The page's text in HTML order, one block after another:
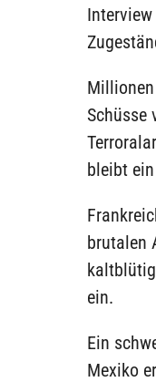
Schüsse
bleibt
brutalen
ein.
Ein
Mexiko